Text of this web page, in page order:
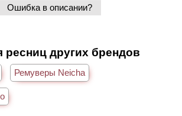
Ошибка в описании?
других брендов
Ремуверы Neicha